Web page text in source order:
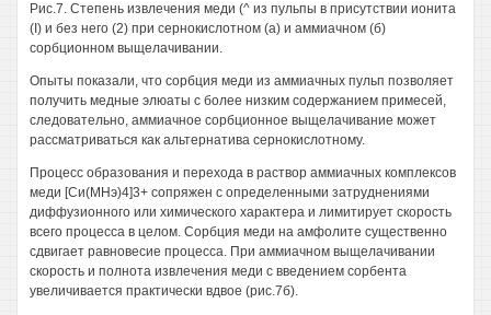
Рис.7. Степень извлечения меди (^ из пульпы в присутствии ионита
(I) и без него (2) при сернокислотном (а) и аммиачном (б)
сорбционном выщелачивании.
Опыты показали, что сорбция меди из аммиачных пульп позволяет
получить медные элюаты с более низким содержанием примесей,
следовательно, аммиачное сорбционное выщелачивание может
рассматриваться как альтернатива сернокислотному.
Процесс образования и перехода в раствор аммиачных комплексов
меди [Си(МНэ)4]3+ сопряжен с определенными затруднениями
диффузионного или химического характера и лимитирует скорость
всего процесса в целом. Сорбция меди на амфолите существенно
сдвигает равновесие процесса. При аммиачном выщелачивании
скорость и полнота извлечения меди с введением сорбента
увеличивается практически вдвое (рис.7б).